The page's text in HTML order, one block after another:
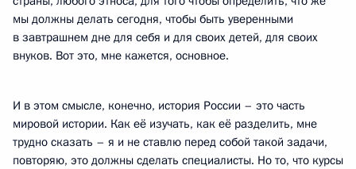
мы должны делать сегодня, чтобы быть уверенными
в завтрашнем дне для себя и для своих детей, для своих
внуков. Вот это, мне кажется, основное.
И в этом смысле, конечно, история России – это часть
мировой истории. Как её изучать, как её разделить, мне
трудно сказать – я и не ставлю перед собой такой задачи,
повторяю, это должны сделать специалисты. Но то, что курсы